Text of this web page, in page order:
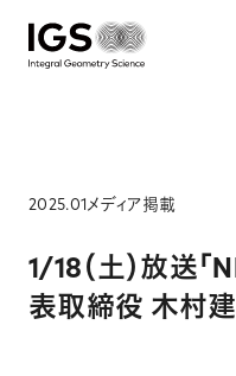
Technology
Solution
マイクロ波マンモグラフィ
JAENZHKO
2025.01メディア掲載
1/18（土）放送「
表取締役 木村